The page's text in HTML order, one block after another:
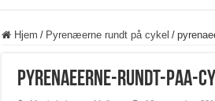
Hjem / Pyrenæerne rundt på cykel /
pyrenaeerne-rundt-paa-